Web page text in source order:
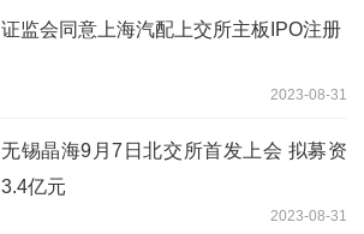
证监会同意上海汽配上交所主板IPO注册
2023-08-31
无锡晶海9月7日北交所首发上会 拟募资
3.4亿元
2023-08-31